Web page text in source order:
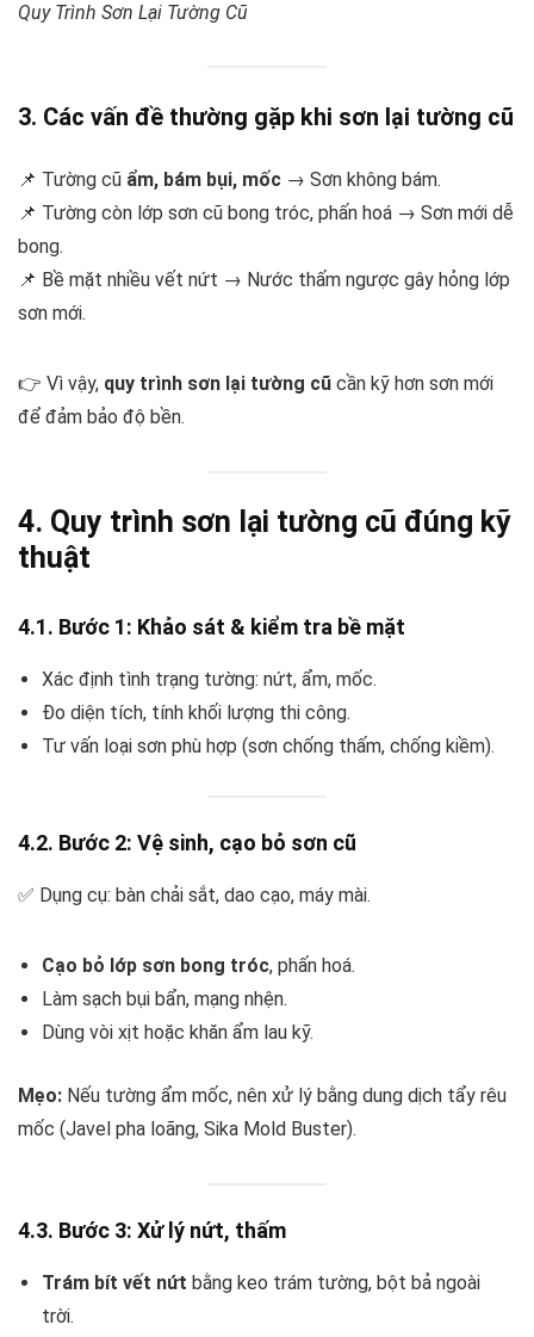
Quy Trình Sơn Lại Tường Cũ
3. Các vấn đề thường gặp khi sơn lại tường cũ
📌 Tường cũ ẩm, bám bụi, mốc → Sơn không bám.
📌 Tường còn lớp sơn cũ bong tróc, phấn hoá → Sơn mới dễ
bong.
📌 Bề mặt nhiều vết nứt → Nước thấm ngược gây hỏng lớp
sơn mới.
👉 Vì vậy, quy trình sơn lại tường cũ cần kỹ hơn sơn mới
để đảm bảo độ bền.
4. Quy trình sơn lại tường cũ đúng kỹ
thuật
4.1. Bước 1: Khảo sát & kiểm tra bề mặt
Xác định tình trạng tường: nứt, ẩm, mốc.
Đo diện tích, tính khối lượng thi công.
Tư vấn loại sơn phù hợp (sơn chống thấm, chống kiềm).
4.2. Bước 2: Vệ sinh, cạo bỏ sơn cũ
✅ Dụng cụ: bàn chải sắt, dao cạo, máy mài.
Cạo bỏ lớp sơn bong tróc, phấn hoá.
Làm sạch bụi bẩn, mạng nhện.
Dùng vòi xịt hoặc khăn ẩm lau kỹ.
Mẹo: Nếu tường ẩm mốc, nên xử lý bằng dung dịch tẩy rêu
mốc (Javel pha loãng, Sika Mold Buster).
4.3. Bước 3: Xử lý nứt, thấm
Trám bít vết nứt bằng keo trám tường, bột bả ngoài
trời.